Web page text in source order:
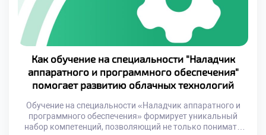
Как обучение на специальности "Наладчик
аппаратного и программного обеспечения"
помогает развитию облачных технологий
Обучение на специальности «Наладчик аппаратного и
программного обеспечения» формирует уникальный
набор компетенций, позволяющий не только понимать